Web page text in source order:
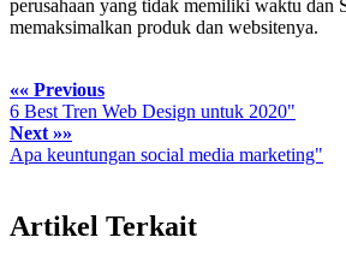
perusahaan yang tidak memiliki waktu dan
memaksimalkan produk dan websitenya.
«« Previous
6 Best Tren Web Design untuk 2020"
Next »»
Apa keuntungan social media marketing"
Artikel Terkait